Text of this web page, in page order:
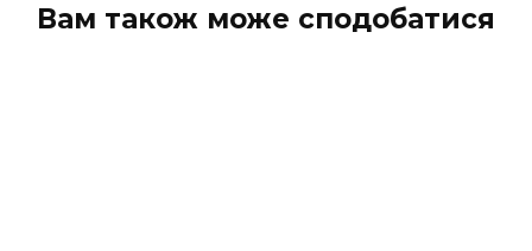
Вам також може сподобатися